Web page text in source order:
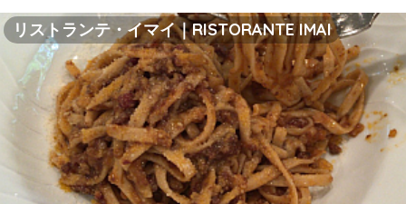
リストランテ・イマイ｜RISTORANTE IMAI